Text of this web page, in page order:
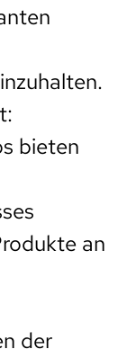
bieten
an
der